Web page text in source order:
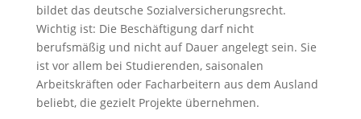
bildet das deutsche Sozialversicherungsrecht.
Wichtig ist: Die Beschäftigung darf nicht
berufsmäßig und nicht auf Dauer angelegt sein. Sie
ist vor allem bei Studierenden, saisonalen
Arbeitskräften oder Facharbeitern aus dem Ausland
beliebt, die gezielt Projekte übernehmen.